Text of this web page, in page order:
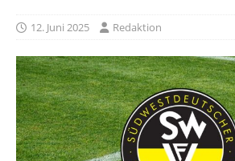
12. Juni 2025 Redaktion